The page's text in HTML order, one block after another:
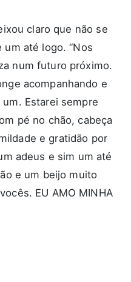
claro que não se
até logo. “Nos
num futuro próximo.
acompanhando e
Estarei sempre
pé no chão, cabeça
e gratidão por
adeus e sim um até
e um beijo muito
EU AMO MINHA